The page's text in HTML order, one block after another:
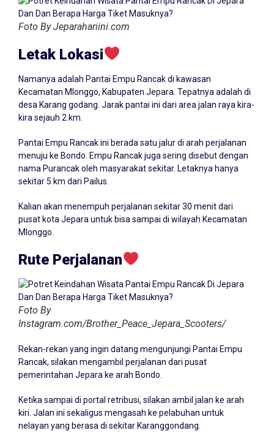
Foto By Jeparahariini.com
Letak Lokasi
Namanya adalah Pantai Empu Rancak di kawasan
Kecamatan Mlonggo, Kabupaten Jepara. Tepatnya adalah di
desa Karang godang. Jarak pantai ini dari area jalan raya kira-
kira sejauh 2 km.
Pantai Empu Rancak ini berada satu jalur di arah perjalanan
menuju ke Bondo. Empu Rancak juga sering disebut dengan
nama Purancak oleh masyarakat sekitar. Letaknya hanya
sekitar 5 km dari Pailus.
Kalian akan menempuh perjalanan sekitar 30 menit dari
pusat kota Jepara untuk bisa sampai di wilayah Kecamatan
Mlonggo.
Rute Perjalanan
Foto By
Instagram.com/Brother_Peace_Jepara_Scooters/
Rekan-rekan yang ingin datang mengunjungi Pantai Empu
Rancak, silakan mengambil perjalanan dari pusat
pemerintahan Jepara ke arah Bondo.
Ketika sampai di portal retribusi, silakan ambil jalan ke arah
kiri. Jalan ini sekaligus mengasah ke pelabuhan untuk
nelayan yang berasa di sekitar Karanggondang.